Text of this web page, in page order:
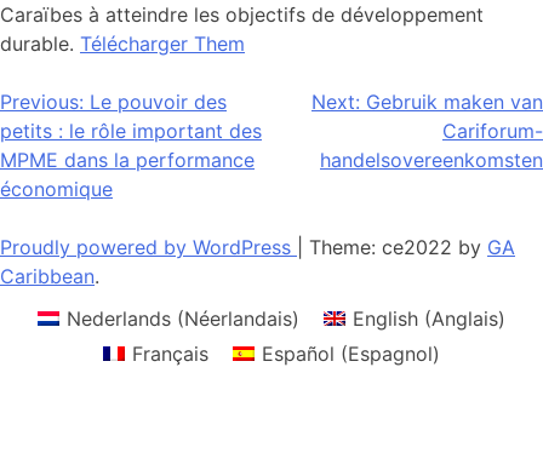
Caraïbes à atteindre les objectifs de développement
durable. Télécharger Them
Navigation
de
l’article
Previous: Le pouvoir des
petits : le rôle important des
MPME dans la performance
économique
Next: Gebruik maken van
Cariforum-
handelsovereenkomsten
Proudly powered by WordPress Theme: ce2022 by GA
Caribbean.
Nederlands (Néerlandais) English (Anglais)
Français
Español (Espagnol)